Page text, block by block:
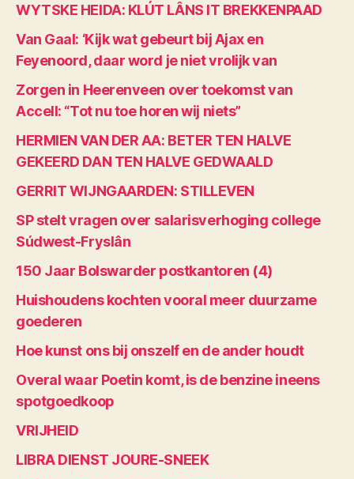
WYTSKE HEIDA: KLÚT LÂNS IT BREKKENPAAD
Van Gaal: ‘Kijk wat gebeurt bij Ajax en
Feyenoord, daar word je niet vrolijk van
Zorgen in Heerenveen over toekomst van
Accell: “Tot nu toe horen wij niets”
HERMIEN VAN DER AA: BETER TEN HALVE
GEKEERD DAN TEN HALVE GEDWAALD
GERRIT WIJNGAARDEN: STILLEVEN
SP stelt vragen over salarisverhoging college
Súdwest-Fryslân
150 Jaar Bolswarder postkantoren (4)
Huishoudens kochten vooral meer duurzame
goederen
Hoe kunst ons bij onszelf en de ander houdt
Overal waar Poetin komt, is de benzine ineens
spotgoedkoop
VRIJHEID
LIBRA DIENST JOURE-SNEEK